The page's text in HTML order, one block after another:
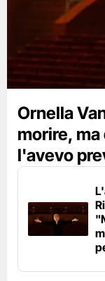
Ornella
morire,
l'avevo